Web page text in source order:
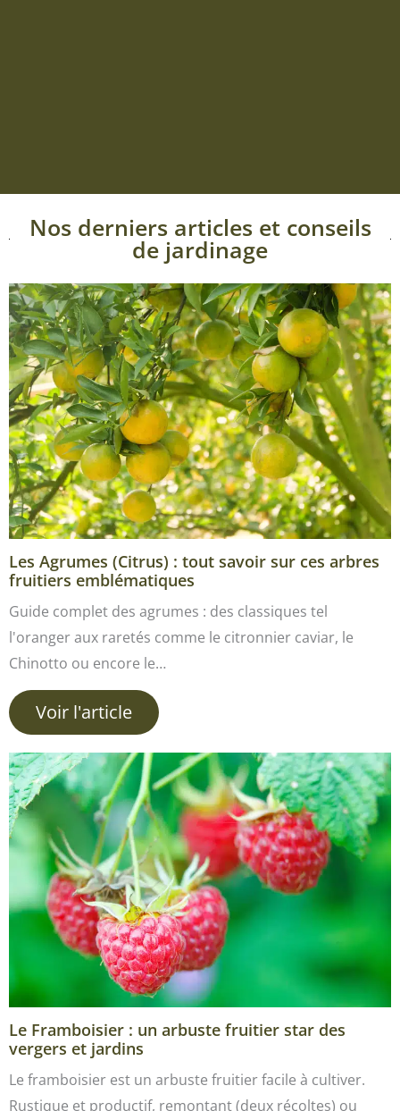
Nos derniers articles et conseils
de jardinage
Les Agrumes (Citrus) : tout savoir sur ces arbres
fruitiers emblématiques
Guide complet des agrumes : des classiques tel
l'oranger aux raretés comme le citronnier caviar, le
Chinotto ou encore le…
Voir l'article
Le Framboisier : un arbuste fruitier star des
vergers et jardins
Le framboisier est un arbuste fruitier facile à cultiver.
Rustique et productif, remontant (deux récoltes) ou